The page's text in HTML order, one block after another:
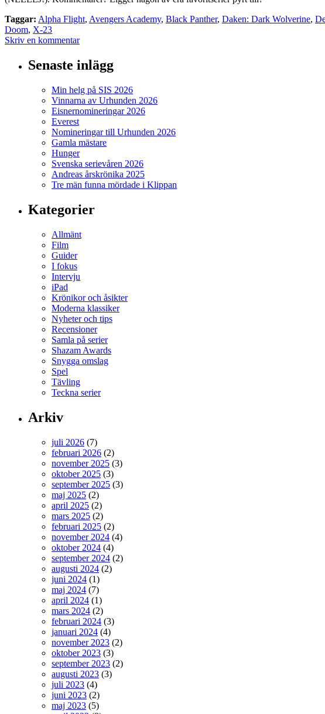
Taggar: Alpha Flight, Avengers Academy, Black Panther, Daken: Dark Wolverine,
Doom, X-23
Skriv en kommentar
Senaste inlägg
Min helg på SIS 2026
Vinnarna av Urhunden 2026
Eisnernomineringar 2026
Everest
Nomineringar till Urhunden 2026
Gamla mästare
Hunger
Svenska serievåren 2026
Andreas årskrönika 2025
Tre män funna mördade i Klippan
Kategorier
Allmänt
Film
Guider
I fokus
Intervju
iPad
Krönikor och åsikter
Moderna klassiker
Nyheter och tips
Recensioner
Samla på serier
Shazam Awards
Snygga omslag
Spel
Tävling
Teckna serier
Arkiv
juli 2026 (7)
februari 2026 (2)
november 2025 (3)
oktober 2025 (3)
september 2025 (3)
maj 2025 (2)
april 2025 (2)
mars 2025 (2)
februari 2025 (2)
november 2024 (4)
oktober 2024 (4)
september 2024 (2)
augusti 2024 (2)
juni 2024 (1)
maj 2024 (7)
april 2024 (1)
mars 2024 (2)
februari 2024 (3)
januari 2024 (4)
november 2023 (2)
oktober 2023 (3)
september 2023 (2)
augusti 2023 (3)
juli 2023 (4)
juni 2023 (2)
maj 2023 (5)